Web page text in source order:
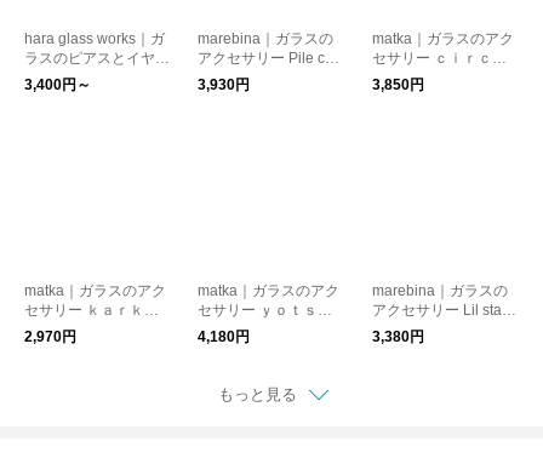
hara glass works｜ガ
ラスのピアスとイヤリ
ング（ふんわりスクエ
ア・ダイヤ）【ピア
3,400円～
marebina｜ガラスの
アクセサリー Pile coll
ar マレビナ【ピア
ス・イヤリング】【プ
3,930円
matka｜ガラスのアク
セサリー ｃｉｒｃｕ
ｓ（サーカス）【ピア
ス・イヤリング】【プ
3,850円
matka｜ガラスのアク
セサリー ｋａｒｋｉ
（カルキ）【ピアス・
イヤリング】【プレゼ
2,970円
matka｜ガラスのアク
セサリー ｙｏｔｓｕ
（ヨツ）【ピアス・イ
ヤリング】【プレゼン
4,180円
marebina｜ガラスの
アクセサリー Lil star 9
カラー マレビナ【ピ
アス・イヤリング】
3,380円
もっと見る